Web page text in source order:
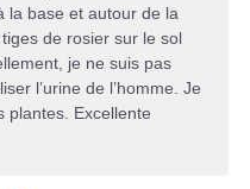
la base et autour de la
de rosier sur le sol
je ne suis pas
l’urine de l’homme. Je
plantes. Excellente